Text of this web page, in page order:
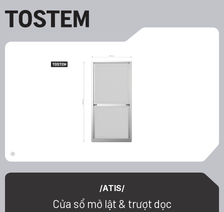
Cửa
sổ
mở
/ATIS/
Cửa sổ mở lật & trượt dọc